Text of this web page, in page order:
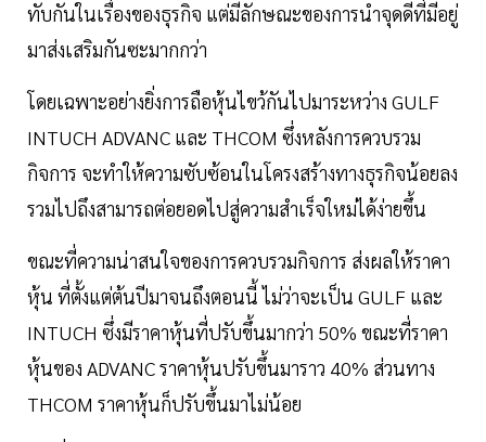
ทับกันในเรื่องของธุรกิจ แต่มีลักษณะของการนำจุดดีที่มีอยู่
มาส่งเสริมกันซะมากกว่า
โดยเฉพาะอย่างยิ่งการถือหุ้นไขว้กันไปมาระหว่าง GULF
INTUCH ADVANC และ THCOM ซึ่งหลังการควบรวม
กิจการ จะทำให้ความซับซ้อนในโครงสร้างทางธุรกิจน้อยลง
รวมไปถึงสามารถต่อยอดไปสู่ความสำเร็จใหม่ได้ง่ายขึ้น
ขณะที่ความน่าสนใจของการควบรวมกิจการ ส่งผลให้ราคา
หุ้น ที่ตั้งแต่ต้นปีมาจนถึงตอนนี้ ไม่ว่าจะเป็น GULF และ
INTUCH ซึ่งมีราคาหุ้นที่ปรับขึ้นมากว่า 50% ขณะที่ราคา
หุ้นของ ADVANC ราคาหุ้นปรับขึ้นมาราว 40% ส่วนทาง
THCOM ราคาหุ้นก็ปรับขึ้นมาไม่น้อย